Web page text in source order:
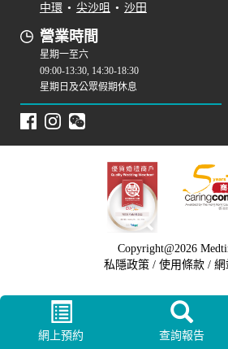
網上預約 查詢報告
中環 • 尖沙咀 • 沙田
營業時間
星期一至六
09:00-13:30, 14:30-18:30
星期日及公眾假期休息
Copyright@2026
私隱政策 / 使用條款/ 網